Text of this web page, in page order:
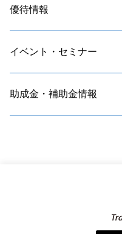
優待情報
イベント・セミナー
助成金・補助金情報